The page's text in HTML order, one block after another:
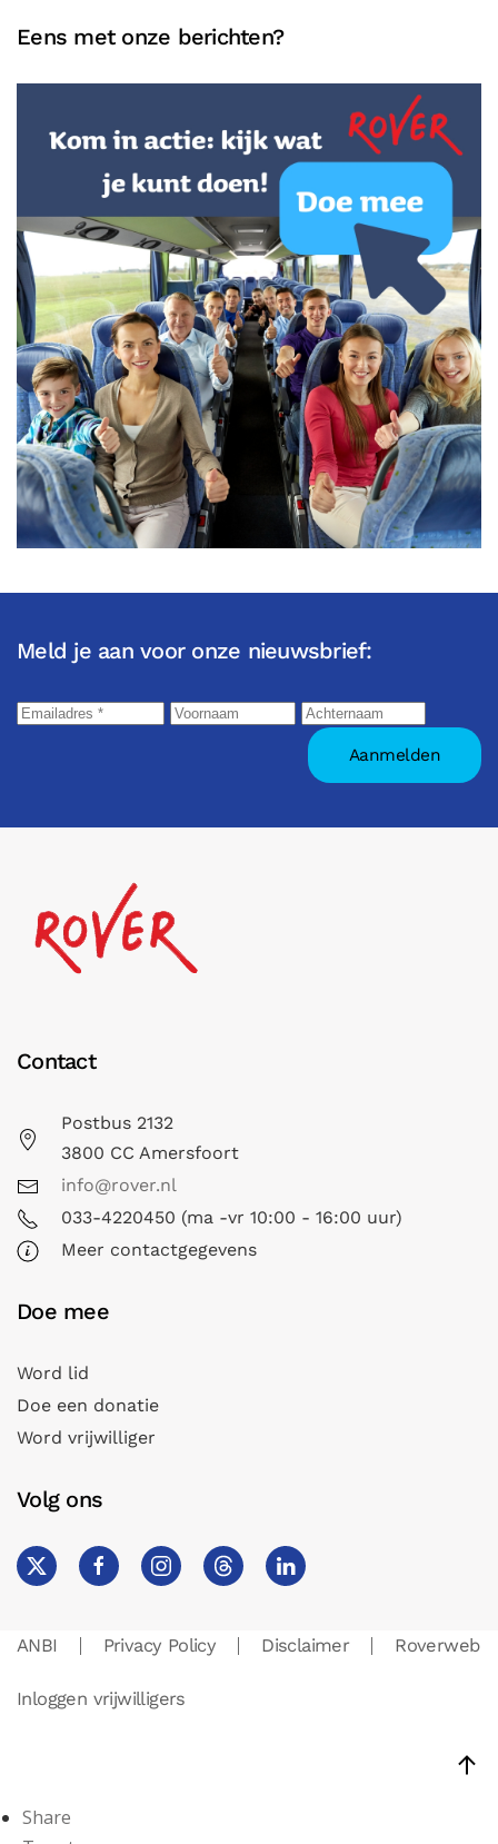
Eens met onze berichten?
Meld je aan voor onze nieuwsbrief:
Contact
Postbus 2132
3800 CC Amersfoort
info@rover.nl
033-4220450 (ma -vr 10:00 - 16:00 uur)
Meer contactgegevens
Doe mee
Word lid
Doe een donatie
Word vrijwilliger
Volg ons
ANBI Privacy Policy Disclaimer Roverweb
Inloggen vrijwilligers
Share